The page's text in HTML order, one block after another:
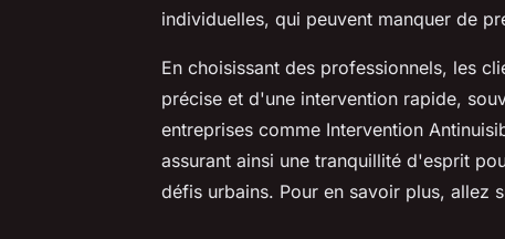
individuelles, qui peuvent manquer de
En choisissant des professionnels, les
précise et d'une intervention rapide,
entreprises comme Intervention
assurant ainsi une tranquillité d'esprit
défis urbains. Pour en savoir plus, allez